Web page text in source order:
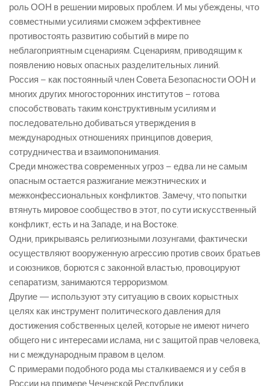
роль ООН в решении мировых проблем. И мы убеждены, что
совместными усилиями сможем эффективнее
противостоять развитию событий в мире по
неблагоприятным сценариям. Сценариям, приводящим к
появлению новых опасных разделительных линий.
Россия – как постоянный член Совета Безопасности ООН и
многих других многосторонних институтов – готова
способствовать таким конструктивным усилиям и
последовательно добиваться утверждения в
международных отношениях принципов доверия,
сотрудничества и взаимопонимания.
Среди множества современных угроз – едва ли не самым
опасным остается разжигание межэтнических и
межконфессиональных конфликтов. Замечу, что попытки
втянуть мировое сообщество в этот, по сути искусственный
конфликт, есть и на Западе, и на Востоке.
Одни, прикрываясь религиозными лозунгами, фактически
осуществляют вооруженную агрессию против своих братьев
и союзников, борются с законной властью, провоцируют
сепаратизм, занимаются терроризмом.
Другие — используют эту ситуацию в своих корыстных
целях как инструмент политического давления для
достижения собственных целей, которые не имеют ничего
общего ни с интересами ислама, ни с защитой прав человека,
ни с международным правом в целом.
С примерами подобного рода мы сталкиваемся и у себя в
России на примере Чеченской Республики.